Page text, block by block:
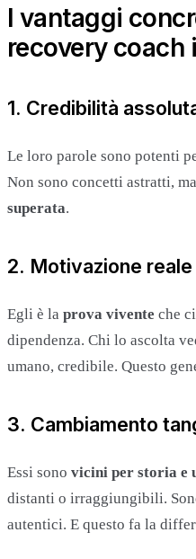
I vantaggi
recovery coach
1. Credibilità
Le loro parole sono potenti
Non sono concetti astratti, ma
superata.
2. Motivazione reale
Egli è la prova vivente che
dipendenza. Chi lo ascolta
umano, credibile. Questo
3. Cambiamento
Essi sono vicini per storia e
distanti o irraggiungibili.
autentici. E questo fa la